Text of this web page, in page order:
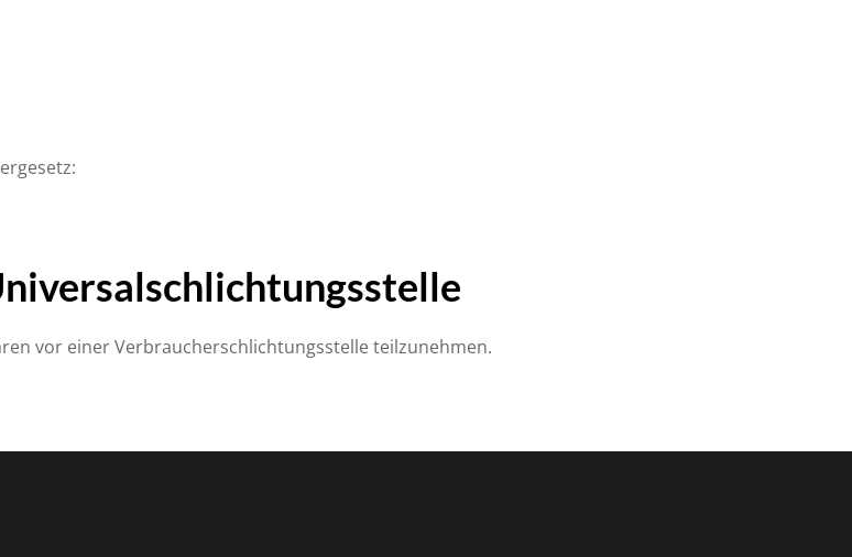
vor einer Verbraucherschlichtungsstelle teilzunehmen.